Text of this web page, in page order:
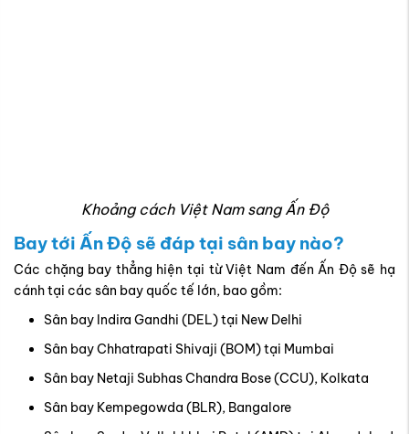
Khoảng cách Việt Nam sang Ấn Độ
Bay tới Ấn Độ sẽ đáp tại sân bay nào?
Các chặng bay thẳng hiện tại từ Việt Nam đến Ấn Độ sẽ hạ
cánh tại các sân bay quốc tế lớn, bao gồm:
Sân bay Indira Gandhi (DEL) tại New Delhi
Sân bay Chhatrapati Shivaji (BOM) tại Mumbai
Sân bay Netaji Subhas Chandra Bose (CCU), Kolkata
Sân bay Kempegowda (BLR), Bangalore